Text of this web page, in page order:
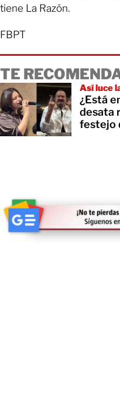
tiene La Razón.
FBPT
TE
Así luce
¿Está
desata
festejo